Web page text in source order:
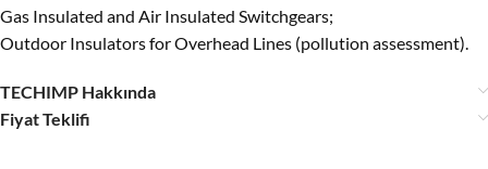
Gas Insulated and Air Insulated Switchgears;
Outdoor Insulators for Overhead Lines (pollution assessment).
TECHIMP Hakkında
Fiyat Teklifi